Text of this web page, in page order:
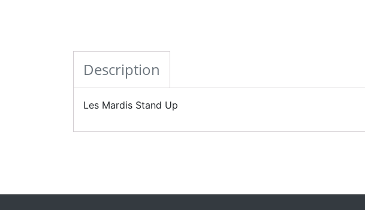
Description
Les Mardis Stand Up